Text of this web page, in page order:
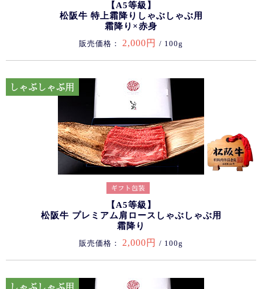
【A5等級】
松阪牛 特上霜降りしゃぶしゃぶ用
霜降り×赤身
販売価格： 2,000円 / 100g
【A5等級】
松阪牛 プレミアム肩ロースしゃぶしゃぶ用
霜降り
販売価格： 2,000円 / 100g